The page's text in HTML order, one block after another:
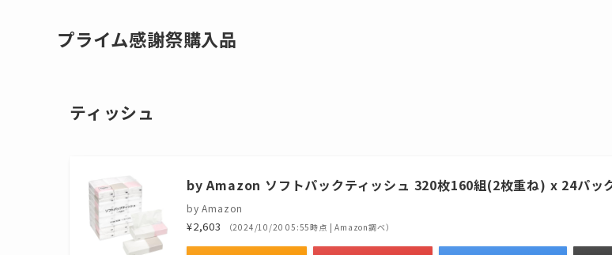
プライム感謝祭購入品
ティッシュ
by Amazon ソフトパックティッシュ 320枚160組(2枚重ね) x 24パッ
by Amazon
¥2,603 （2024/10/20 05:55時点 | Amazon調べ）